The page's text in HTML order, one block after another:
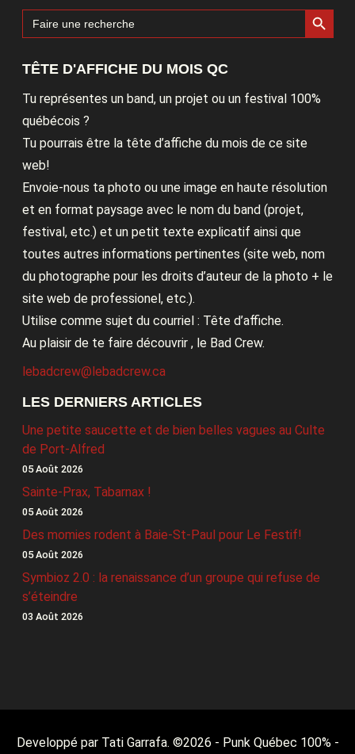
Search
for:
Search Button
TÊTE D'AFFICHE DU MOIS QC
Tu représentes un band, un projet ou un festival 100%
québécois ?
Tu pourrais être la tête d’affiche du mois de ce site
web!
Envoie-nous ta photo ou une image en haute résolution
et en format paysage avec le nom du band (projet,
festival, etc.) et un petit texte explicatif ainsi que
toutes autres informations pertinentes (site web, nom
du photographe pour les droits d’auteur de la photo + le
site web de professionel, etc.).
Utilise comme sujet du courriel : Tête d’affiche.
Au plaisir de te faire découvrir , le Bad Crew.
lebadcrew@lebadcrew.ca
LES DERNIERS ARTICLES
Une petite saucette et de bien belles vagues au Culte
de Port-Alfred
05 Août 2026
Sainte-Prax, Tabarnax !
05 Août 2026
Des momies rodent à Baie-St-Paul pour Le Festif!
05 Août 2026
Symbioz 2.0 : la renaissance d’un groupe qui refuse de
s’éteindre
03 Août 2026
Developpé par Tati Garrafa. ©2026 - Punk Québec 100% -